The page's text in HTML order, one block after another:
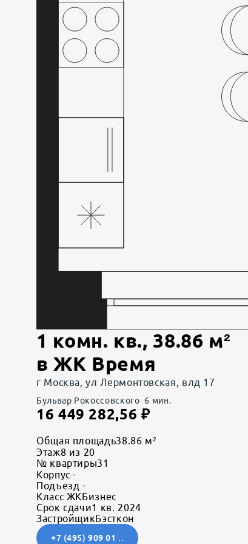
1 комн. кв., 38.86 м²
вЖК Время
г Москва, ул Лермонтовская, влд 17
Бульвар Рокоссовского 6 мин.
16 449 282,56 ₽
Общая площадь38.86 м²
Этаж8 из 20
№ квартиры31
Корпус -
Подъезд -
Класс ЖКБизнес
Срок сдачи1 кв. 2024
ЗастройщикБэсткон
+7 (495) 909 01 ..